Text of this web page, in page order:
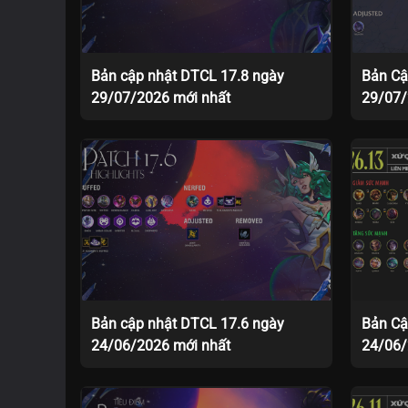
Bản cập nhật DTCL 17.8 ngày
29/07/2026 mới nhất
Bản
29/
Bản cập nhật DTCL 17.6 ngày
24/06/2026 mới nhất
Bản
24/